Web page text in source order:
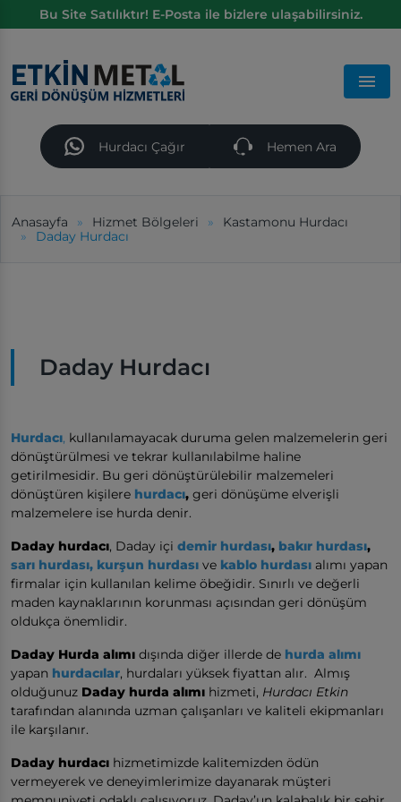
Bu Site Satılıktır! E-Posta ile bizlere ulaşabilirsiniz.
Menu
Hurdacı Çağır Hemen Ara
Anasayfa Hizmet Bölgeleri
Kastamonu Hurdacı
Daday Hurdacı
Daday Hurdacı
Hurdacı, kullanılamayacak duruma gelen malzemelerin geri
dönüştürülmesi ve tekrar kullanılabilme haline
getirilmesidir. Bu geri dönüştürülebilir malzemeleri
dönüştüren kişilere hurdacı, geri dönüşüme elverişli
malzemelere ise hurda denir.
Daday hurdacı, Daday içi demir hurdası, bakır hurdası,
sarı hurdası, kurşun hurdası ve kablo hurdası alımı yapan
firmalar için kullanılan kelime öbeğidir. Sınırlı ve değerli
maden kaynaklarının korunması açısından geri dönüşüm
oldukça önemlidir.
Daday Hurda alımı dışında diğer illerde de hurda alımı
yapan hurdacılar, hurdaları yüksek fiyattan alır. Almış
olduğunuz Daday hurda alımı hizmeti, Hurdacı Etkin
tarafından alanında uzman çalışanları ve kaliteli ekipmanları
ile karşılanır.
Daday hurdacı hizmetimizde kalitemizden ödün
vermeyerek ve deneyimlerimize dayanarak müşteri